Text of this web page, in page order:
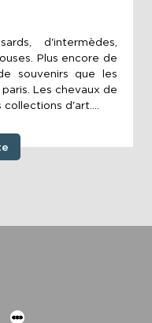
d'intermèdes,
Plus encore de
souvenirs que les
Les chevaux de
d'art....